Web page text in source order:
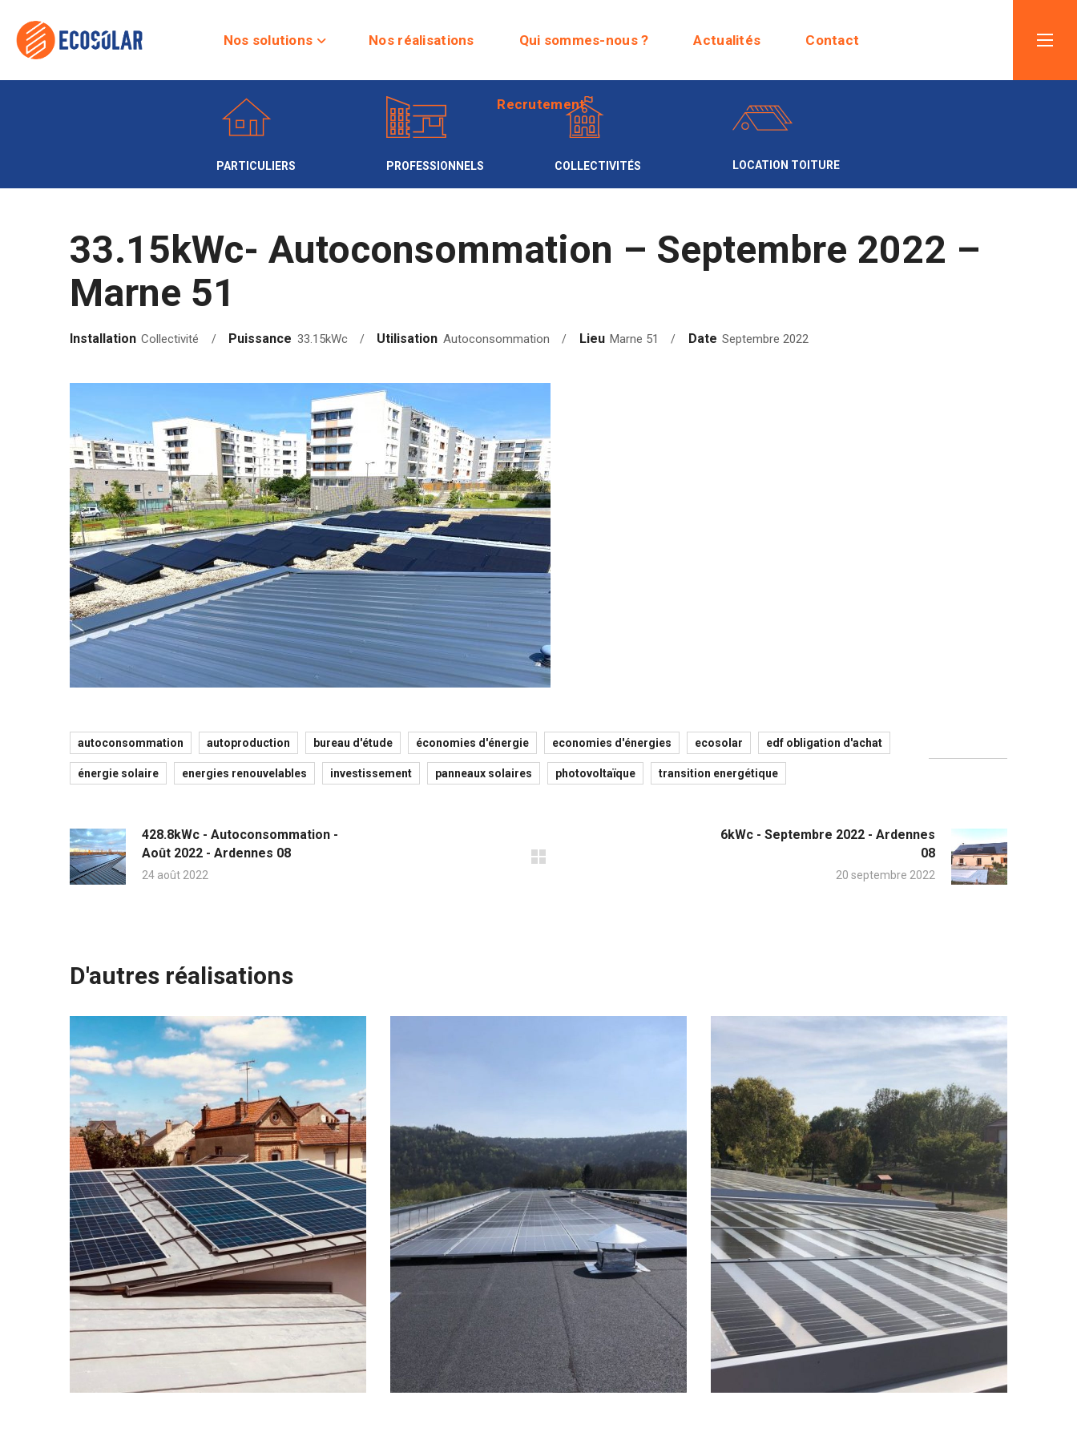
Nos solutions Nos réalisations Qui sommes-nous ? Actualités Contact
Recrutement
PARTICULIERS PROFESSIONNELS COLLECTIVITÉS LOCATION TOITURE
33.15kWc- Autoconsommation – Septembre 2022 –
Marne 51
Installation Collectivité Puissance 33.15kWc Utilisation Autoconsommation Lieu Marne 51 Date Septembre 2022
autoconsommation autoproduction bureau d'étude économies d'énergie economies d'énergies ecosolar edf obligation d'achat
énergie solaire energies renouvelables investissement panneaux solaires photovoltaïque transition energétique
428.8kWc - Autoconsommation -
Août 2022 - Ardennes 08
24 août 2022
6kWc - Septembre 2022 - Ardennes
08
20 septembre 2022
D'autres réalisations